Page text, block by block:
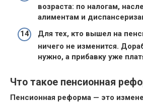
возраста: по налогам,
алиментам и
Для тех, кто вышел на
ничего не изменится.
нужно, а прибавку уже
Что такое пенсионная
Пенсионная реформа — это